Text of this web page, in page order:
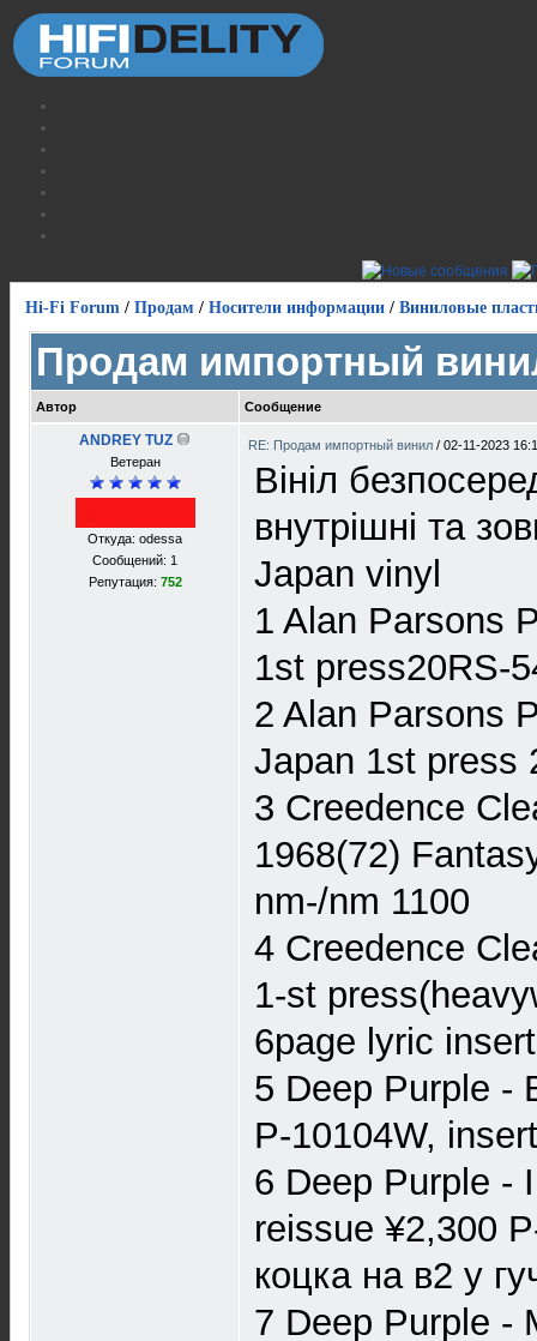
Hi-Fi Forum / Продам / Носители информации / Виниловые
Продам импортный
Автор Сообщение
ANDREY TUZ
Ветеран
Откуда: odessa
Сообщений: 1
Репутация: 752
RE: Продам импортный винил / 02-11-2023
Вініл
внутрішні та
Japan vinyl
1 Alan Parsons
1st press20RS-
2 Alan Parsons
Japan 1st press
3 Creedence
1968(72)
nm-/nm 1100
4 Creedence
1-st
6page lyric
5 Deep Purple -
P-10104W,
6 Deep Purple -
reissue ¥2,300
коцка на в2 у
7 Deep Purple -